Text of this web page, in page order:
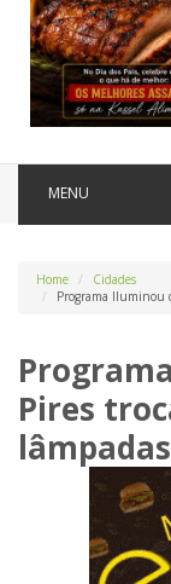
MENU
Home
Cidades
Programa Iluminou
Pires